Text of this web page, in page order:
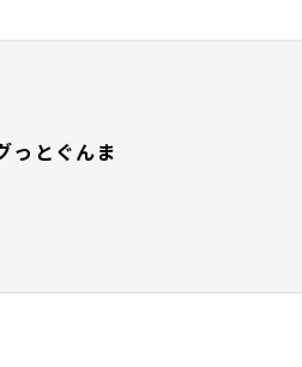
っとぐんま